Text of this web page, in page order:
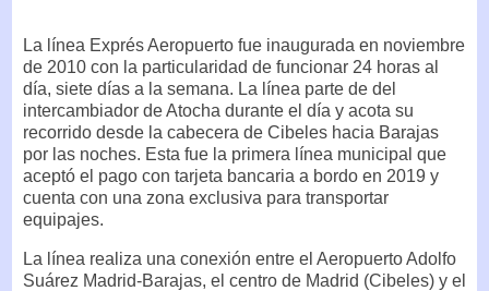
La línea Exprés Aeropuerto fue inaugurada en noviembre
de 2010 con la particularidad de funcionar 24 horas al
día, siete días a la semana. La línea parte de del
intercambiador de Atocha durante el día y acota su
recorrido desde la cabecera de Cibeles hacia Barajas
por las noches. Esta fue la primera línea municipal que
aceptó el pago con tarjeta bancaria a bordo en 2019 y
cuenta con una zona exclusiva para transportar
equipajes.
La línea realiza una conexión entre el Aeropuerto Adolfo
Suárez Madrid-Barajas, el centro de Madrid (Cibeles) y el